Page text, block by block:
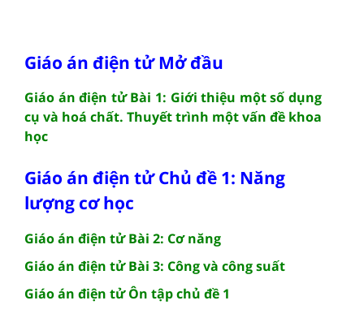
Giáo án điện tử Mở đầu
Giáo án điện tử Bài 1: Giới thiệu một số dụng
cụ và hoá chất. Thuyết trình một vấn đề khoa
học
Giáo án điện tử Chủ đề 1: Năng
lượng cơ học
Giáo án điện tử Bài 2: Cơ năng
Giáo án điện tử Bài 3: Công và công suất
Giáo án điện tử Ôn tập chủ đề 1